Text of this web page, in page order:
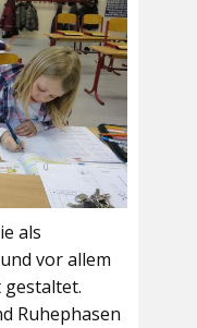
als
vor allem
gestaltet.
Ruhephasen